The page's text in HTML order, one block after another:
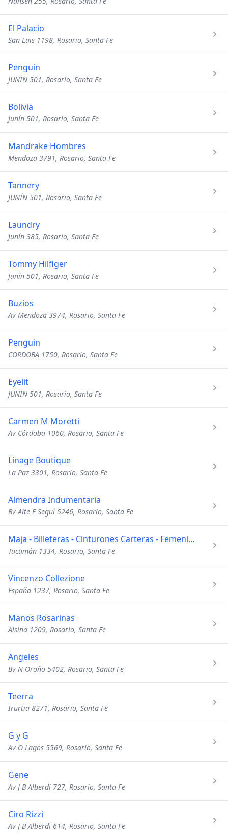
El Palacio
San Luis 1198, Rosario, Santa Fe
Penguin
JUNIN 501, Rosario, Santa Fe
Bolivia
Junín 501, Rosario, Santa Fe
Mandrake Hombres
Mendoza 3791, Rosario, Santa Fe
Tannery
JUNÍN 501, Rosario, Santa Fe
Laundry
Junín 385, Rosario, Santa Fe
Tommy Hilfiger
Junín 501, Rosario, Santa Fe
Buzios
Av Mendoza 3974, Rosario, Santa Fe
Penguin
CORDOBA 1750, Rosario, Santa Fe
Eyelit
JUNIN 501, Rosario, Santa Fe
Carmen M Moretti
Av Córdoba 1060, Rosario, Santa Fe
Linage Boutique
La Paz 3301, Rosario, Santa Fe
Almendra Indumentaria
Bv Alte F Seguí 5246, Rosario, Santa Fe
Maja - Billeteras - Cinturones Carteras - Femenino - Masculi
Tucumán 1334, Rosario, Santa Fe
Vincenzo Collezione
España 1237, Rosario, Santa Fe
Manos Rosarinas
Alsina 1209, Rosario, Santa Fe
Angeles
Bv N Oroño 5402, Rosario, Santa Fe
Teerra
Irurtia 8271, Rosario, Santa Fe
G y G
Av O Lagos 5569, Rosario, Santa Fe
Gene
Av J B Alberdi 727, Rosario, Santa Fe
Ciro Rizzi
Av J B Alberdi 614, Rosario, Santa Fe